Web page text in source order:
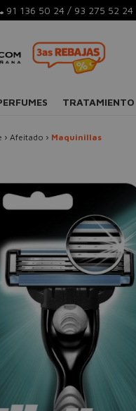
91 136 50 24 / 93 275 52 24
TRATAMIENTO
› Afeitado › Maquinillas